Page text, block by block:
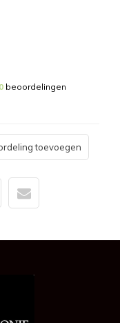
0 beoordelingen
toevoegen